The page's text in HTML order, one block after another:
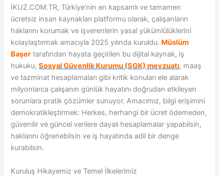
İKUZ.COM.TR, Türkiye’nin en kapsamlı ve tamamen
ücretsiz insan kaynakları platformu olarak, çalışanların
haklarını korumak ve işverenlerin yasal yükümlülüklerini
kolaylaştırmak amacıyla 2025 yılında kuruldu. Müslüm
Başer tarafından hayata geçirilen bu dijital kaynak, iş
hukuku,Sosyal Güvenlik Kurumu (SGK) mevzuatı, maaş
ve tazminat hesaplamaları gibi kritik konuları ele alarak
milyonlarca çalışanın günlük hayatını doğrudan etkileyen
sorunlara pratik çözümler sunuyor. Amacımız, bilgi erişimini
demokratikleştirmek: Herkes, herhangi bir ücret ödemeden,
güvenilir ve güncel verilere dayalı hesaplamalar yapabilsin,
haklarını öğrenebilsin ve iş hayatında adil bir denge
kurabilsin.
Kuruluş Hikayemiz ve Temel İlkelerimiz